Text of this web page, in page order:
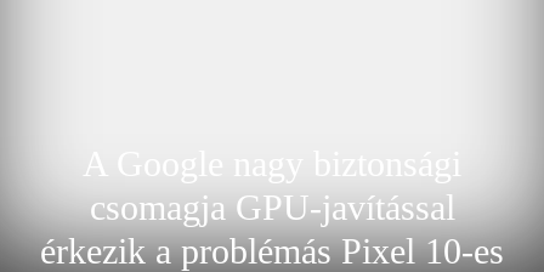
A Google nagy biztonsági
csomagja GPU-javítással
érkezik a problémás Pixel 10-es